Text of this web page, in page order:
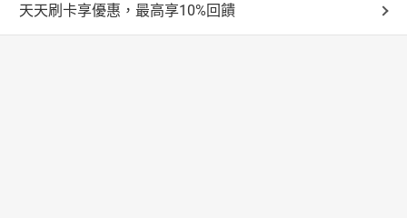
天天刷卡享優惠，最高享10%回饋